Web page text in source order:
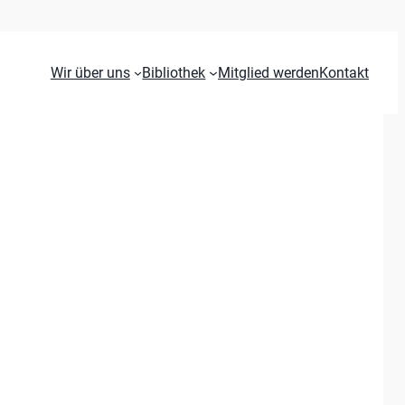
Wir über uns Bibliothek Mitglied werdenKontakt